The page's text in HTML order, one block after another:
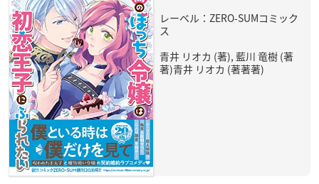
レーベル：ZERO-SUMコミック
ス
青井 リオカ (著), 藍川 竜樹 (著
著)青井 リオカ (著著著)